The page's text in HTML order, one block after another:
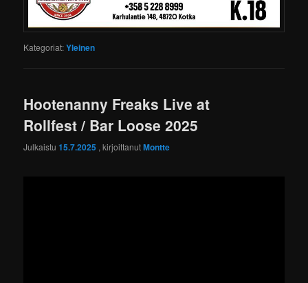
Kategoriat:Yleinen
Hootenanny Freaks Live at
Rollfest / Bar Loose 2025
Julkaistu15.7.2025 , kirjoittanutMontte